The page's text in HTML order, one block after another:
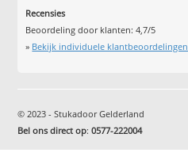
Recensies
Beoordeling door klanten:4,7/5
» Bekijk individuele klantbeoordelingen
© 2023 - Stukadoor Gelderland
Bel ons direct op:0577-222004